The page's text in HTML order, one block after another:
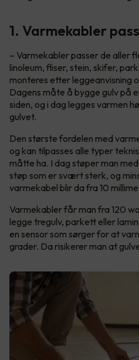
1. Varmekabler
– Varmekabler passer de aller
linoleum, fliser, stein, skifer,
monteres etter leggeanvisning
Dagens måte å bygge gulv på
siden, og i dag legges varmen
gulvet.
Den største fordelen med
og kan tilpasses alle typer
måtte ha. I dag støper man
støp som er svært sterk, og
varmekabel blir da fra 10
Varmekabler får man fra 120
legge tregulv, parkett eller
en sensor som sørger for at
grader. Da risikerer man at